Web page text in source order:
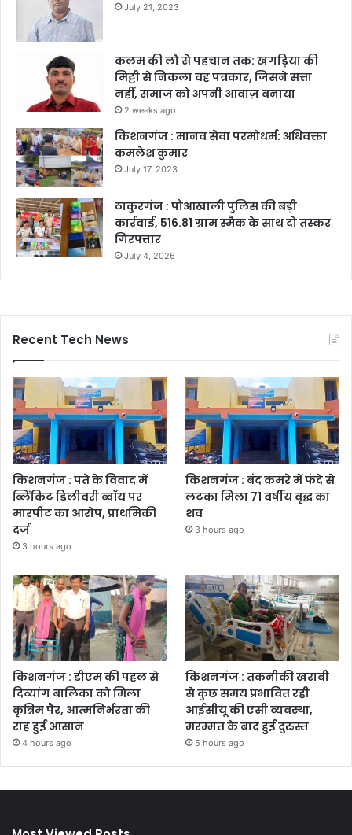
July 21, 2023
कलम की लौ से पहचान तक: खगड़िया की
मिट्टी से निकला वह पत्रकार, जिसने सत्ता
नहीं, समाज को अपनी आवाज़ बनाया
2 weeks ago
किशनगंज : मानव सेवा परमोधर्म: अधिवक्ता
कमलेश कुमार
July 17, 2023
ठाकुरगंज : पौआखाली पुलिस की बड़ी
कार्रवाई, 516.81 ग्राम स्मैक के साथ दो तस्कर
गिरफ्तार
July 4, 2026
Recent Tech News
किशनगंज : पते के विवाद में
ब्लिंकिट डिलीवरी ब्वॉय पर
मारपीट का आरोप, प्राथमिकी
दर्ज
3 hours ago
किशनगंज : बंद कमरे में फंदे से
लटका मिला 71 वर्षीय वृद्ध का
शव
3 hours ago
किशनगंज : डीएम की पहल से
दिव्यांग बालिका को मिला
कृत्रिम पैर, आत्मनिर्भरता की
राह हुई आसान
4 hours ago
किशनगंज : तकनीकी खराबी
से कुछ समय प्रभावित रही
आईसीयू की एसी व्यवस्था,
मरम्मत के बाद हुई दुरुस्त
5 hours ago